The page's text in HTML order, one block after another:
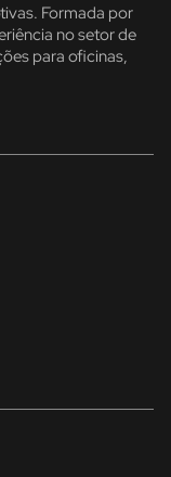
Formada por
no setor de
para oficinas,